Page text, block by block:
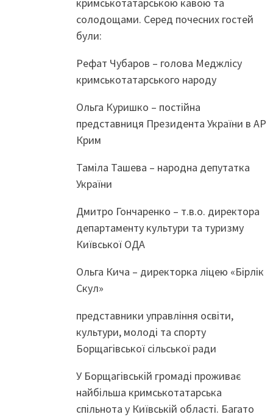
солодощами. Серед почесних гостей
були:
Рефат Чубаров – голова Меджлісу
кримськотатарського народу
Ольга Куришко – постійна
представниця Президента України в АР
Крим
Таміла Ташева – народна депутатка
України
Дмитро Гончаренко – т.в.о. директора
департаменту культури та туризму
Київської ОДА
Ольга Кича – директорка ліцею «Бірлік
Скул»
представники управління освіти,
культури, молоді та спорту
Борщагівської сільської ради
У Борщагівській громаді проживає
найбільша кримськотатарська
спільнота у Київській області. Багато